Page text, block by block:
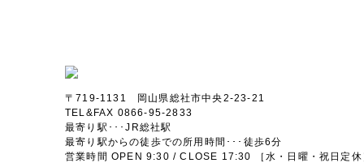
〒719-1131 岡山県総社市中央2-23-21
TEL&FAX 0866-95-2833
最寄り駅･･･JR総社駅
最寄り駅からの徒歩での所用時間･･･徒歩6分
営業時間 OPEN 9:30 / CLOSE 17:30 ［水・日曜・祝日定休